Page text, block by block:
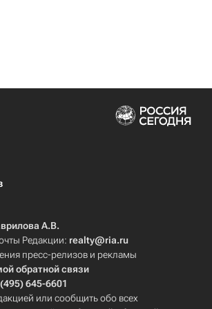
А.В.
Редакции: realty@ria.ru
пресс-релизов и рекламы
обратной связи
645-6601
или сообщить обо всех